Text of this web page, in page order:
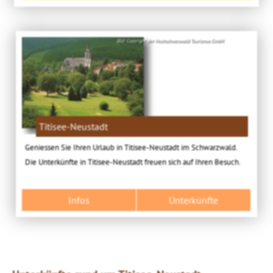
Bild: Copyright der Hochschwarzwald Tourismus GmbH
Titisee-Neustadt
Geniessen Sie Ihren Urlaub in Titisee-Neustadt im Schwarzwald.
Die Unterkünfte in Titisee-Neustadt freuen sich auf Ihren Besuch.
Infos Unterkünfte